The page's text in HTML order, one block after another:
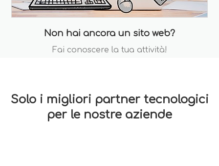
Non hai ancora un sito web?
Fai conoscere la tua attività!
Solo i migliori partner tecnologici
per le nostre aziende